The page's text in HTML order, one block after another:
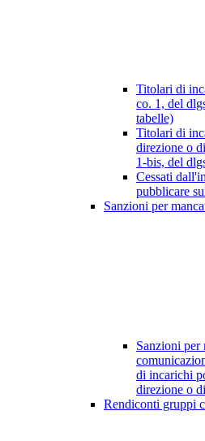
Titolari di
co. 1, del
tabelle)
Titolari di
direzione o
1-bis, del
Cessati
pubblicare
Sanzioni per
Sanzioni per
di incarichi
direzione o
Rendiconti gruppi